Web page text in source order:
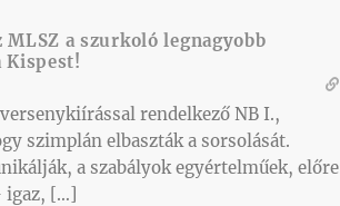
MLSZ a szurkoló legnagyobb
Kispest!
rendelkező NB I.,
szimplán elbaszták a sorsolását.
a szabályok egyértelműek, előre
igaz, […]